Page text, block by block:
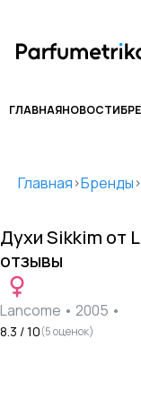
ГЛАВНАЯНОВОСТИ
Главная >Бренды >
ДухиSikkim от
отзывы
Lancome • 2005 •
8.3 / 10(5оценок)